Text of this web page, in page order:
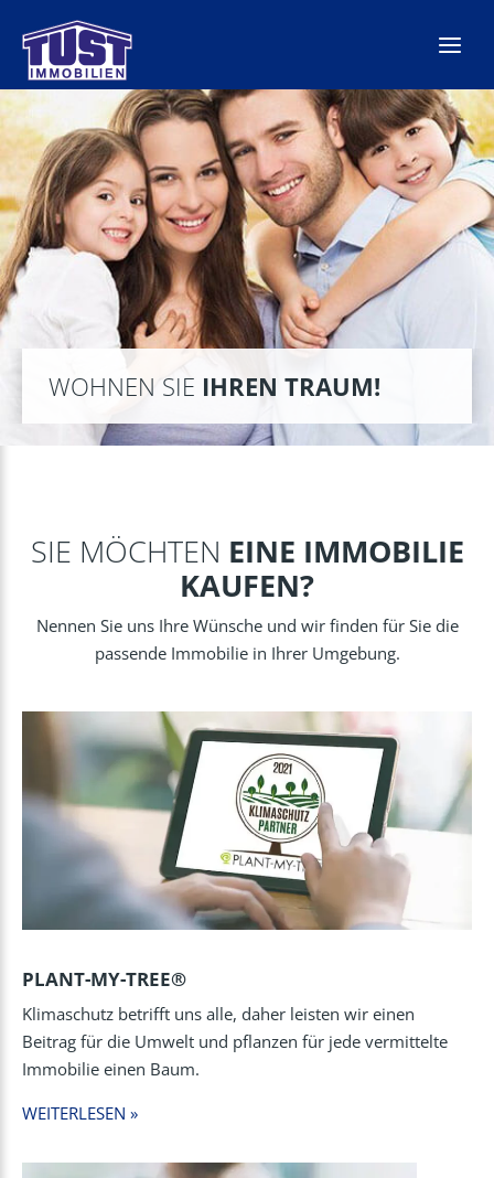
Inhalt
springen
WOHNEN SIE IHREN TRAUM!
SIE MÖCHTEN EINE IMMOBILIE
KAUFEN?
Nennen Sie uns Ihre Wünsche und wir finden für Sie die
passende Immobilie in Ihrer Umgebung.
PLANT-MY-TREE®
Klimaschutz betrifft uns alle, daher leisten wir einen
Beitrag für die Umwelt und pflanzen für jede vermittelte
Immobilie einen Baum.
WEITERLESEN »